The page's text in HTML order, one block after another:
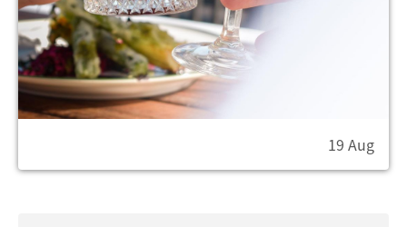
19 Aug